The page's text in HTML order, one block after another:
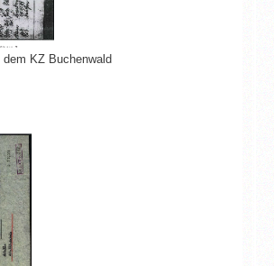
KZ Buchenwald